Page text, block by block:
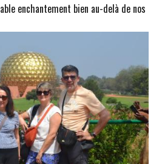
enchantement bien au-delà de nos